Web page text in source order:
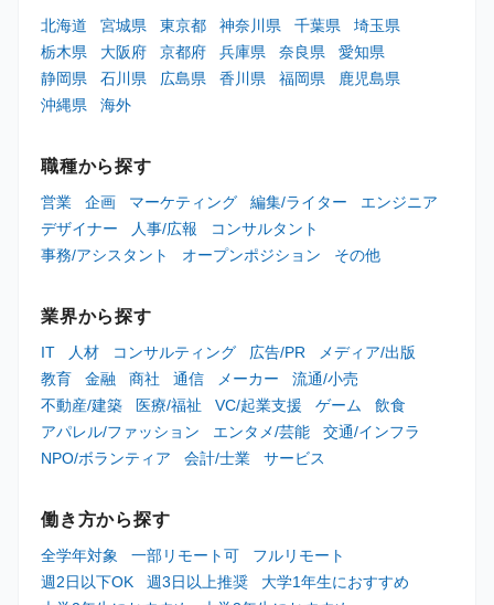
北海道 宮城県 東京都 神奈川県 千葉県
埼玉県
栃木県
大阪府 京都府 兵庫県 奈良県
愛知県
静岡県
石川県 広島県 香川県 福岡県
鹿児島県
沖縄県
海外
職種から探す
営業 企画 マーケティング 編集/ライター
エンジニア
デザイナー
人事/広報
コンサルタント
事務/アシスタント
オープンポジション その他
業界から探す
IT 人材 コンサルティング 広告/PR
メディア/出版
教育
金融 商社 通信 メーカー
流通/小売
不動産/建築
医療/福祉 VC/起業支援 ゲーム
飲食
アパレル/ファッション
エンタメ/芸能
交通/インフラ
NPO/ボランティア
会計/士業 サービス
働き方から探す
全学年対象 一部リモート可
フルリモート
週2日以下OK
週3日以上推奨
大学1年生におすすめ